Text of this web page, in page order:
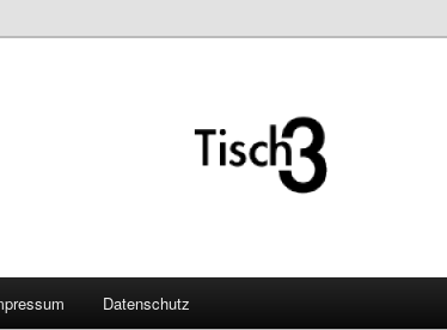
Datenschutz